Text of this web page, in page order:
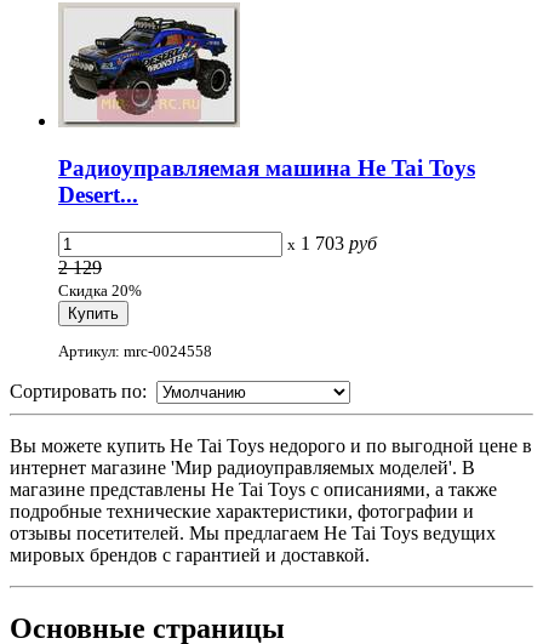
Радиоуправляемая машина He Tai Toys
Desert...
x 1 703 руб
2 129
Скидка 20%
Артикул: mrc-0024558
Сортировать по:
Вы можете купить He Tai Toys недорого и по выгодной цене в
интернет магазине 'Мир радиоуправляемых моделей'. В
магазине представлены He Tai Toys с описаниями, а также
подробные технические характеристики, фотографии и
отзывы посетителей. Мы предлагаем He Tai Toys ведущих
мировых брендов с гарантией и доставкой.
Основные страницы